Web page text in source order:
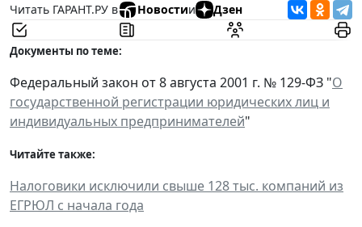
Читать ГАРАНТ.РУ в
Новостии Дзен
Документы по теме:
Федеральный закон от 8 августа 2001 г. № 129-ФЗ "О
государственной регистрации юридических лиц и
индивидуальных предпринимателей"
Читайте также:
Налоговики исключили свыше 128 тыс. компаний из
ЕГРЮЛ с начала года